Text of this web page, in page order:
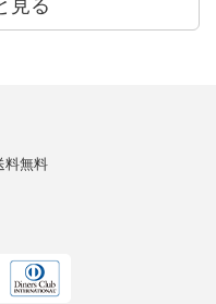
見る
料無料